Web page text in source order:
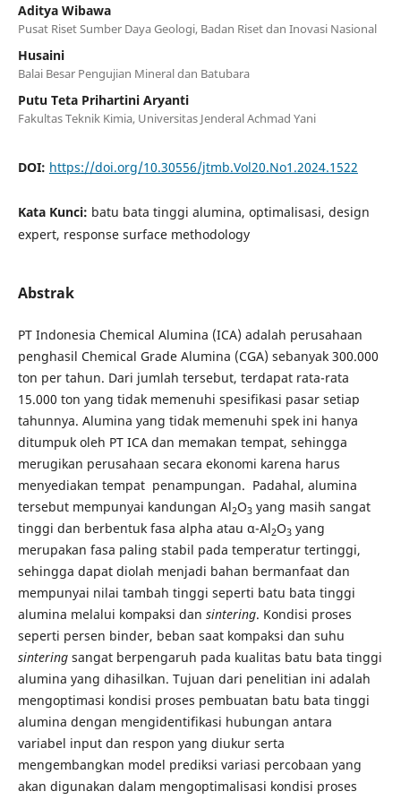
Aditya Wibawa
Pusat Riset Sumber Daya Geologi, Badan Riset dan Inovasi Nasional
Husaini
Balai Besar Pengujian Mineral dan Batubara
Putu Teta Prihartini Aryanti
Fakultas Teknik Kimia, Universitas Jenderal Achmad Yani
DOI: https://doi.org/10.30556/jtmb.Vol20.No1.2024.1522
Kata Kunci: batu bata tinggi alumina, optimalisasi, design
expert, response surface methodology
Abstrak
PT Indonesia Chemical Alumina (ICA) adalah perusahaan
penghasil Chemical Grade Alumina (CGA) sebanyak 300.000
ton per tahun. Dari jumlah tersebut, terdapat rata-rata
15.000 ton yang tidak memenuhi spesifikasi pasar setiap
tahunnya. Alumina yang tidak memenuhi spek ini hanya
ditumpuk oleh PT ICA dan memakan tempat, sehingga
merugikan perusahaan secara ekonomi karena harus
menyediakan tempat penampungan. Padahal, alumina
tersebut mempunyai kandungan Al2O3 yang masih sangat
tinggi dan berbentuk fasa alpha atau α-Al2O3 yang
merupakan fasa paling stabil pada temperatur tertinggi,
sehingga dapat diolah menjadi bahan bermanfaat dan
mempunyai nilai tambah tinggi seperti batu bata tinggi
alumina melalui kompaksi dan sintering. Kondisi proses
seperti persen binder, beban saat kompaksi dan suhu
sinteringsangat berpengaruh pada kualitas batu bata tinggi
alumina yang dihasilkan. Tujuan dari penelitian ini adalah
mengoptimasi kondisi proses pembuatan batu bata tinggi
alumina dengan mengidentifikasi hubungan antara
variabel input dan respon yang diukur serta
mengembangkan model prediksi variasi percobaan yang
akan digunakan dalam mengoptimalisasi kondisi proses